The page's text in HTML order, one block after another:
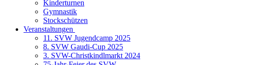
Kinderturnen
Gymnastik
Stockschützen
Veranstaltungen
11. SVW Jugendcamp 2025
8. SVW Gaudi-Cup 2025
3. SVW-Christkindlmarkt 2024